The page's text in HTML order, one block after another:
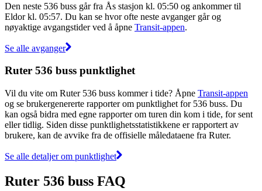
Den neste 536 buss går fra Ås stasjon kl. 05:50 og ankommer til
Eldor kl. 05:57. Du kan se hvor ofte neste avganger går og
nøyaktige avgangstider ved å åpne Transit-appen.
Se alle avganger
Ruter 536 buss punktlighet
Vil du vite om Ruter 536 buss kommer i tide? Åpne Transit-appen
og se brukergenererte rapporter om punktlighet for 536 buss. Du
kan også bidra med egne rapporter om turen din kom i tide, for sent
eller tidlig. Siden disse punktlighetsstatistikkene er rapportert av
brukere, kan de avvike fra de offisielle måledataene fra Ruter.
Se alle detaljer om punktlighet
Ruter 536 buss FAQ